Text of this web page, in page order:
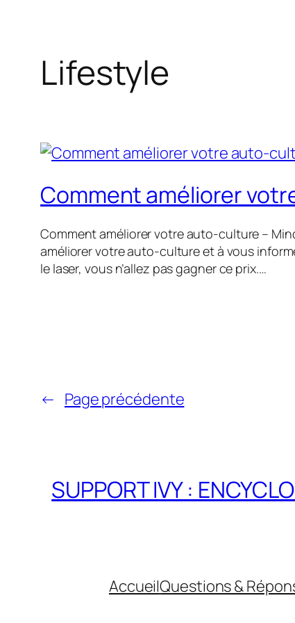
Lifestyle
Comment améliorer
Comment améliorer votre auto-culture –
améliorer votre auto-culture et à vous
le laser, vous n’allez pas gagner ce prix.…
← Page précédente
SUPPORT IVY :
AccueilQuestions &